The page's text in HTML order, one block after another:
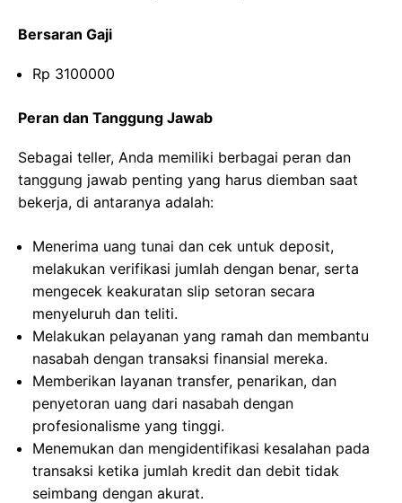
Bersaran Gaji
Rp 3100000
Peran dan Tanggung Jawab
Sebagai teller, Anda memiliki berbagai peran dan
tanggung jawab penting yang harus diemban saat
bekerja, di antaranya adalah:
Menerima uang tunai dan cek untuk deposit,
melakukan verifikasi jumlah dengan benar, serta
mengecek keakuratan slip setoran secara
menyeluruh dan teliti.
Melakukan pelayanan yang ramah dan membantu
nasabah dengan transaksi finansial mereka.
Memberikan layanan transfer, penarikan, dan
penyetoran uang dari nasabah dengan
profesionalisme yang tinggi.
Menemukan dan mengidentifikasi kesalahan pada
transaksi ketika jumlah kredit dan debit tidak
seimbang dengan akurat.